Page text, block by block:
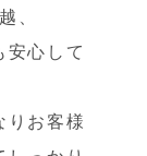
、
心して
お客様